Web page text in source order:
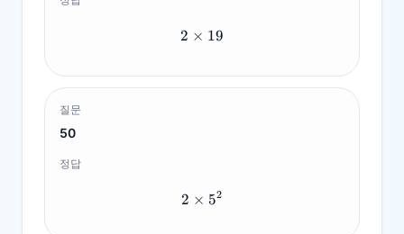
2 \times 19
2 × 19
질문
50
정답
2 \times 5^2
2 × 52